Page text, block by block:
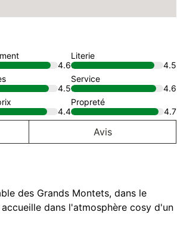
4.6
4.5
4.4
Literie
4.5
Service
4.6
Propreté
4.7
Avis
des Grands Montets, dans le
dans l'atmosphère cosy d'un